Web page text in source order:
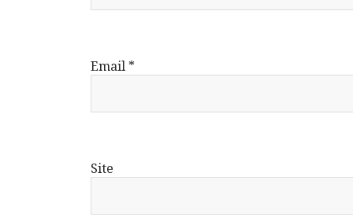
Email *
Site